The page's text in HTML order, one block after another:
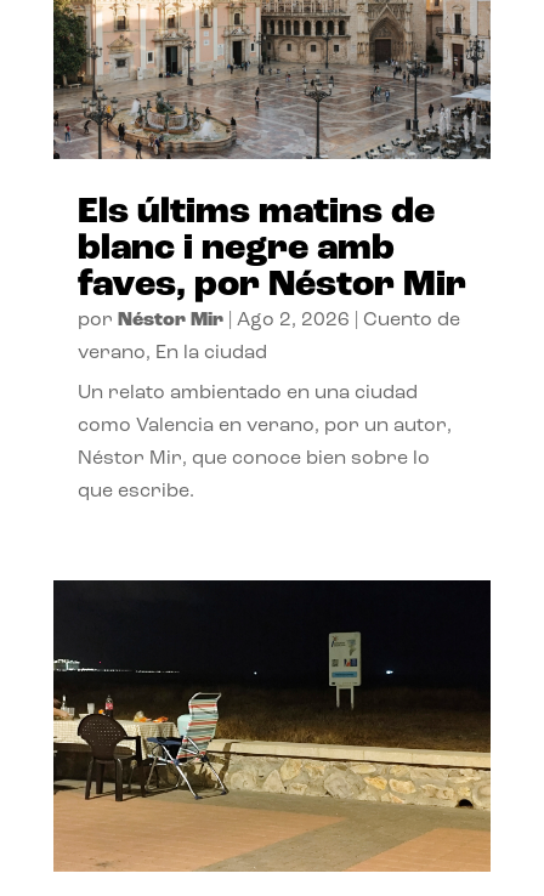
Els últims matins de
blanc i negre amb
faves, por Néstor Mir
por Néstor Mir| Ago 2, 2026
Cuento de
verano, En la ciudad
Un relato ambientado en una ciudad
como Valencia en verano, por un autor,
Néstor Mir, que conoce bien sobre lo
que escribe.